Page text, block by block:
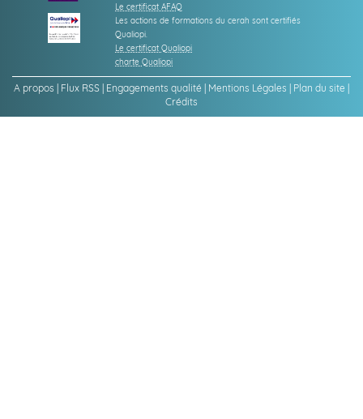
Le certificat AFAQ
Les actions de formations du cerah sont certifiés
Qualiopi.
Le certificat Qualiopi
charte Qualiopi
A propos Flux RSS Engagements qualité Mentions Légales Plan du site
Crédits